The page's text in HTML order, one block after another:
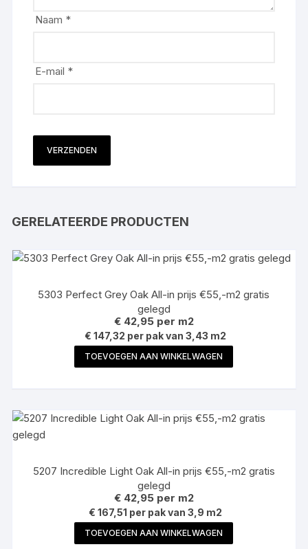
Naam *
E-mail *
GERELATEERDE PRODUCTEN
5303 Perfect Grey Oak All-in prijs €55,-m2 gratis
gelegd
€42,95per m2
€ 147,32 per pak van 3,43 m2
TOEVOEGEN AAN WINKELWAGEN
5207 Incredible Light Oak All-in prijs €55,-m2 gratis
gelegd
€42,95per m2
€ 167,51 per pak van 3,9 m2
TOEVOEGEN AAN WINKELWAGEN